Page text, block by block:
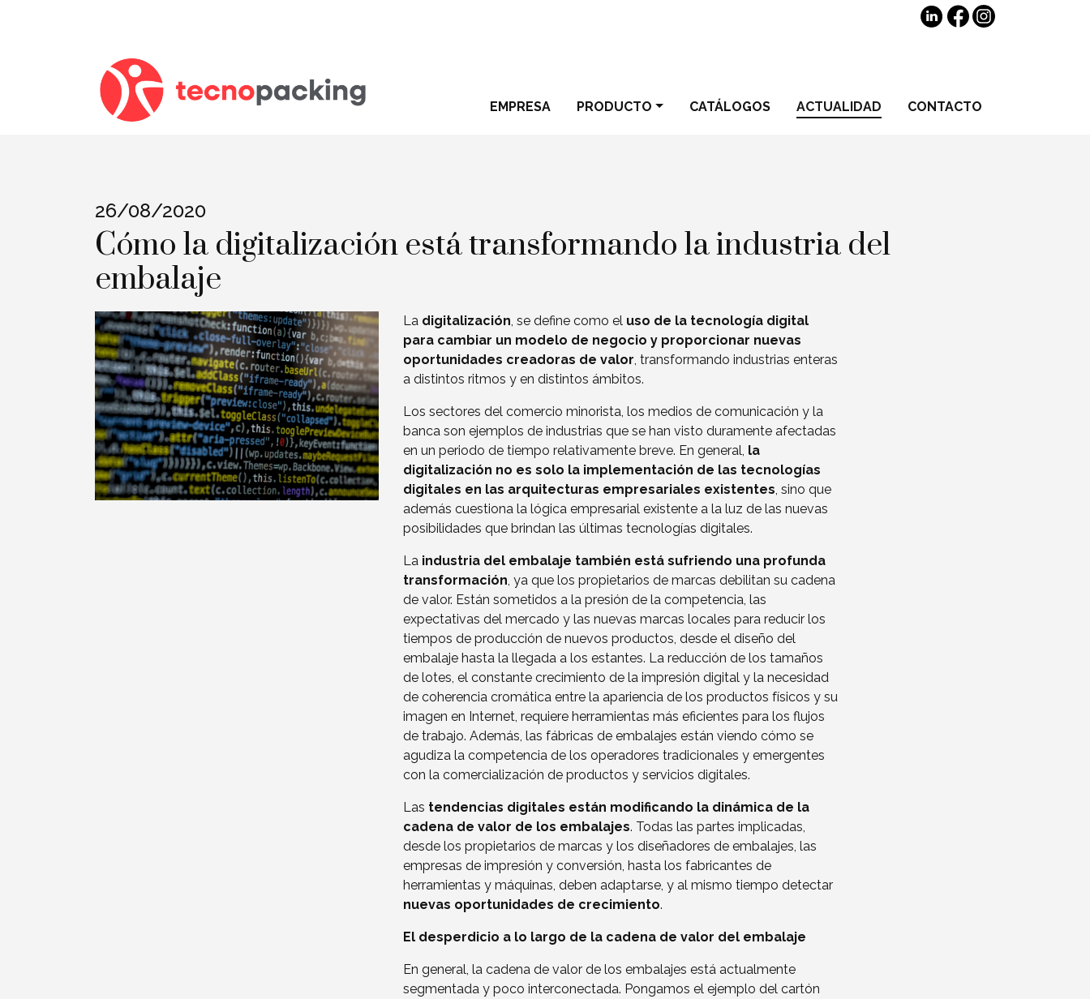
EMPRESA PRODUCTO CATÁLOGOS ACTUALIDAD CONTACTO
26/08/2020
Cómo la digitalización está transformando la industria del
embalaje
La digitalización , se define como el uso de la tecnología digital
para cambiar un modelo de negocio y proporcionar nuevas
oportunidades creadoras de valor , transformando industrias enteras
a distintos ritmos y en distintos ámbitos.
Los sectores del comercio minorista, los medios de comunicación y la
banca son ejemplos de industrias que se han visto duramente afectadas
en un periodo de tiempo relativamente breve. En general, la
digitalización no es solo la implementación de las tecnologías
digitales en las arquitecturas empresariales existentes , sino que
además cuestiona la lógica empresarial existente a la luz de las nuevas
posibilidades que brindan las últimas tecnologías digitales.
La industria del embalaje también está sufriendo una profunda
transformación , ya que los propietarios de marcas debilitan su cadena
de valor. Están sometidos a la presión de la competencia, las
expectativas del mercado y las nuevas marcas locales para reducir los
tiempos de producción de nuevos productos, desde el diseño del
embalaje hasta la llegada a los estantes. La reducción de los tamaños
de lotes, el constante crecimiento de la impresión digital y la necesidad
de coherencia cromática entre la apariencia de los productos físicos y su
imagen en Internet, requiere herramientas más eficientes para los flujos
de trabajo. Además, las fábricas de embalajes están viendo cómo se
agudiza la competencia de los operadores tradicionales y emergentes
con la comercialización de productos y servicios digitales.
Las tendencias digitales están modificando la dinámica de la
cadena de valor de los embalajes. Todas las partes implicadas,
desde los propietarios de marcas y los diseñadores de embalajes, las
empresas de impresión y conversión, hasta los fabricantes de
herramientas y máquinas, deben adaptarse, y al mismo tiempo detectar
nuevas oportunidades de crecimiento.
El desperdicio a lo largo de la cadena de valor del embalaje
En general, la cadena de valor de los embalajes está actualmente
segmentada y poco interconectada. Pongamos el ejemplo del cartón